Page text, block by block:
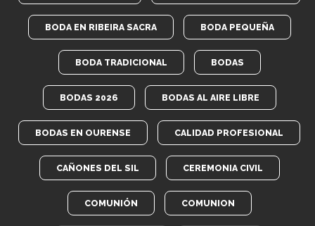
BODA EN RIBEIRA SACRA BODA PEQUEÑA
BODA TRADICIONAL BODAS
BODAS 2026 BODAS AL AIRE LIBRE
BODAS EN OURENSE CALIDAD PROFESIONAL
CAÑONES DEL SIL CEREMONIA CIVIL
COMUNIÓN COMUNION